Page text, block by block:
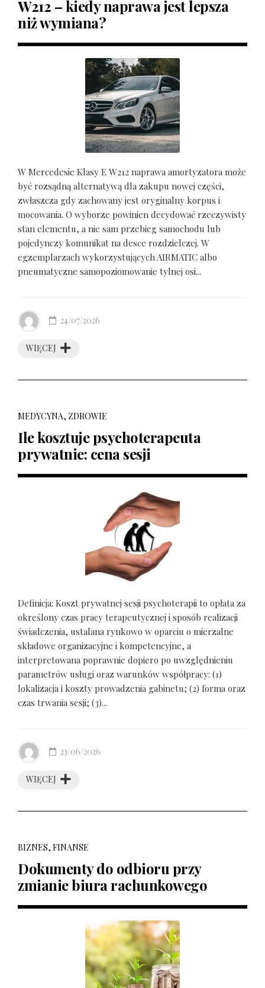
W212 – kiedy naprawa jest lepsza
niż wymiana?
W Mercedesie Klasy E W212 naprawa amortyzatora może
być rozsądną alternatywą dla zakupu nowej części,
zwłaszcza gdy zachowany jest oryginalny korpus i
mocowania. O wyborze powinien decydować rzeczywisty
stan elementu, a nie sam przebieg samochodu lub
pojedynczy komunikat na desce rozdzielczej. W
egzemplarzach wykorzystujących AIRMATIC albo
pneumatyczne samopoziomowanie tylnej osi...
WIĘCEJ
24/07/2026
MEDYCYNA, ZDROWIE
Ile kosztuje psychoterapeuta
prywatnie: cena sesji
Definicja: Koszt prywatnej sesji psychoterapii to opłata za
określony czas pracy terapeutycznej i sposób realizacji
świadczenia, ustalana rynkowo w oparciu o mierzalne
składowe organizacyjne i kompetencyjne, a
interpretowana poprawnie dopiero po uwzględnieniu
parametrów usługi oraz warunków współpracy: (1)
lokalizacja i koszty prowadzenia gabinetu; (2) forma oraz
czas trwania sesji; (3)...
WIĘCEJ
23/06/2026
BIZNES, FINANSE
Dokumenty do odbioru przy
zmianie biura rachunkowego